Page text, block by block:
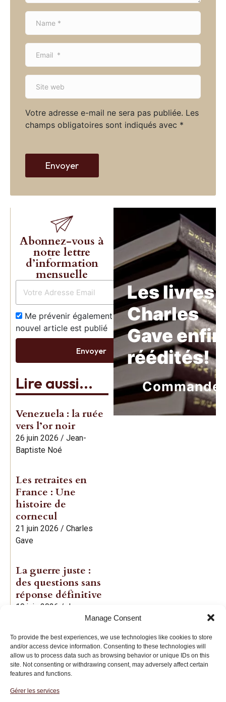
Manage Consent
To provide the best experiences, we use technologies like cookies to store
and/or access device information. Consenting to these technologies will
allow us to process data such as browsing behavior or unique IDs on this
site. Not consenting or withdrawing consent, may adversely affect certain
features and functions.
Gérer les services
Votre adresse e-mail ne sera pas publiée. Les
champs obligatoires sont indiqués avec *
m
*
a
l
*
e
w
b
Envoyer
Abonnez-vous à
notre lettre
d’information
mensuelle
Me prévenir également dès qu’un
nouvel article est publié
Envoyer
Lire aussi...
Venezuela : la ruée
vers l’or noir
26 juin 2026 / Jean-
Baptiste Noé
Les retraites en
France : Une
histoire de
cornecul
21 juin 2026 / Charles
Gave
La guerre juste :
des questions sans
réponse définitive
19 juin 2026 / Jean-
Les livres
Charles
Gave enfin
réédités!